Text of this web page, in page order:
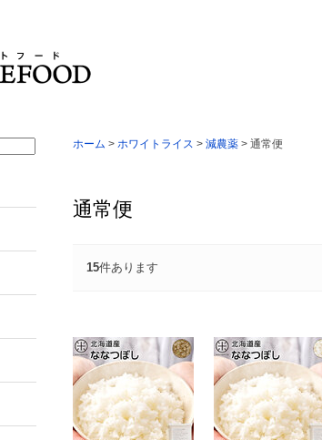
ホーム > ホワイトライス > 減農薬 > 通常便
通常便
15件あります